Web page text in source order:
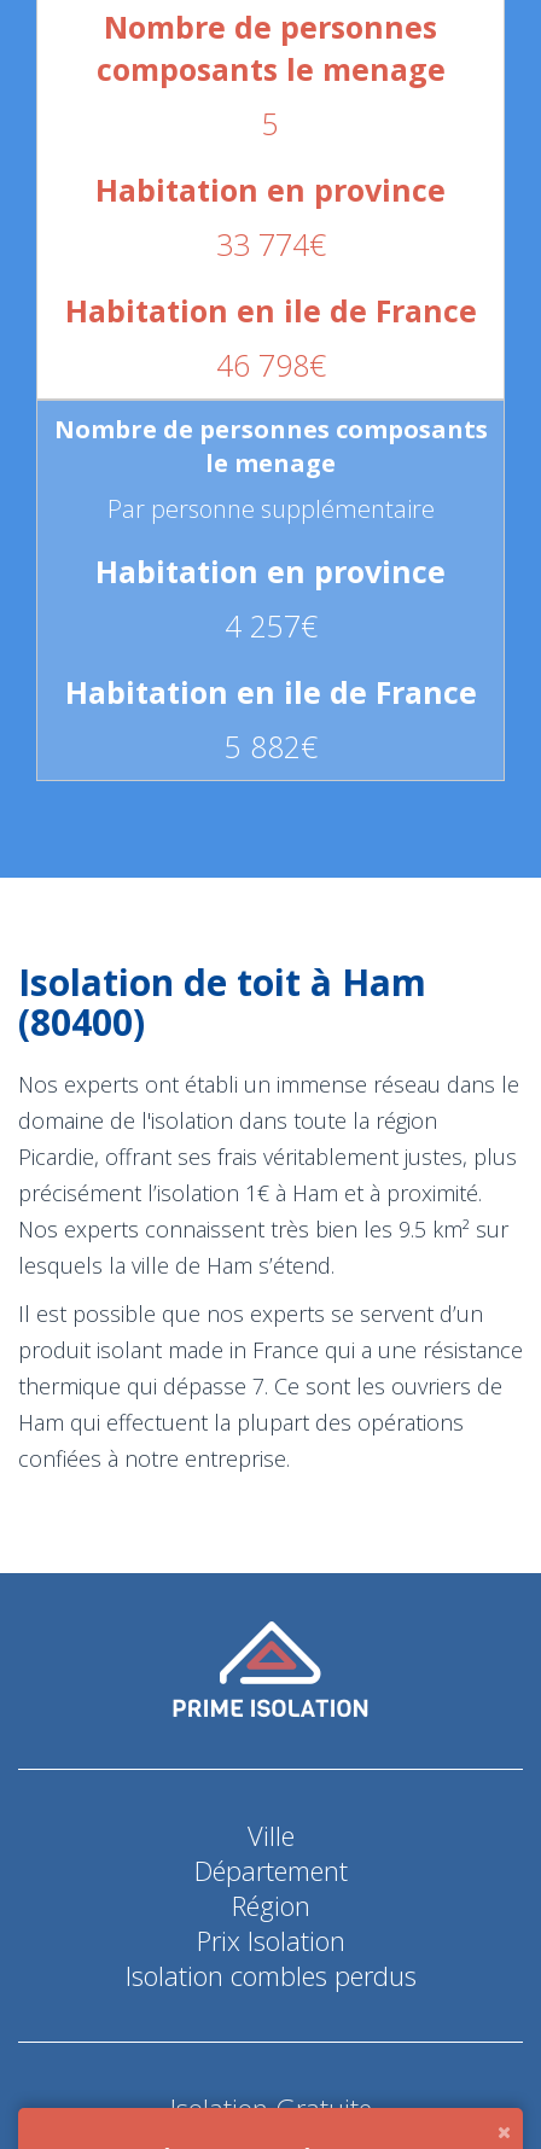
5
33 774€
46 798€
Par personne supplémentaire
4 257€
5 882€
Isolation de toit à Ham
(80400)
Nos experts ont établi un immense réseau dans le
domaine de l'isolation dans toute la région
Picardie, offrant ses frais véritablement justes, plus
précisément l’isolation 1€ à Ham et à proximité.
Nos experts connaissent très bien les 9.5 km² sur
lesquels la ville de Ham s’étend.
Il est possible que nos experts se servent d’un
produit isolant made in France qui a une résistance
thermique qui dépasse 7. Ce sont les ouvriers de
Ham qui effectuent la plupart des opérations
confiées à notre entreprise.
Ville
Département
Région
Prix Isolation
Isolation combles perdus
Isolation Gratuite